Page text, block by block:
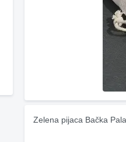
Zelena pijaca Bačka